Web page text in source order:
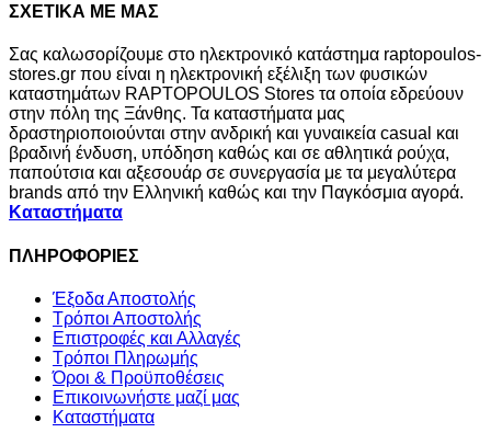
ΣΧΕΤΙΚΑ ΜΕ ΜΑΣ
Σας καλωσορίζουμε στο ηλεκτρονικό κατάστημα raptopoulos-
stores.gr που είναι η ηλεκτρονική εξέλιξη των φυσικών
καταστημάτων RAPTOPOULOS Stores τα οποία εδρεύουν
στην πόλη της Ξάνθης. Τα καταστήματα μας
δραστηριοποιούνται στην ανδρική και γυναικεία casual και
βραδινή ένδυση, υπόδηση καθώς και σε αθλητικά ρούχα,
παπούτσια και αξεσουάρ σε συνεργασία με τα μεγαλύτερα
brands από την Ελληνική καθώς και την Παγκόσμια αγορά.
Καταστήματα
ΠΛΗΡΟΦΟΡΙΕΣ
Έξοδα Αποστολής
Τρόποι Αποστολής
Επιστροφές και Αλλαγές
Τρόποι Πληρωμής
Όροι & Προϋποθέσεις
Επικοινωνήστε μαζί μας
Καταστήματα